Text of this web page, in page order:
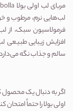
لب‌هایی نرم، مرطوب و
فرمولاسیون سبک، از
افزایش زیبایی طبیعی
سالم و جذاب نگه
اگر به دنبال یک
اولی بولا را حتماً امتحان